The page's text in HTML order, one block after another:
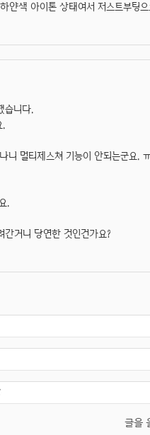
얀색 아이톤 상태여서 저스트부팅
습니다.
.
니 멀티제스쳐 기능이 안되는군요.
.
간거니 당연한 것인건가요?
글을